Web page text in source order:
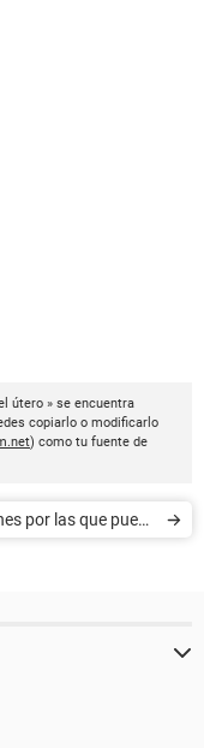
útero » se encuentra
copiarlo o modificarlo
) como tu fuente de
por las que puede